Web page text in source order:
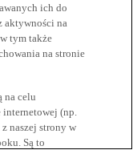
ich do
aktywności na
tym także
na stronie
na celu
(np.
naszej strony w
Są to